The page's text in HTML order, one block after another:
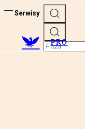
Serwisy
PRO